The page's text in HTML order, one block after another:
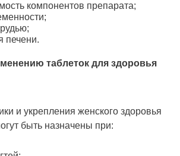
компонентов препарата;
печени.
таблеток для здоровья
и укрепления женского здоровья
быть назначены при: